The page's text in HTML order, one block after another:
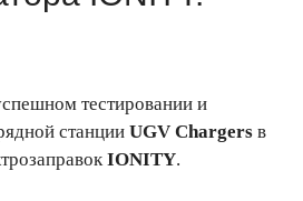
тестировании и
станции UGV Chargers в
IONITY.